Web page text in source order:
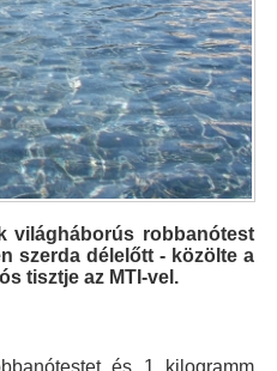
világháborús robbanótest
szerda délelőtt - közölte a
tisztje az MTI-vel.
és 1 kilogramm